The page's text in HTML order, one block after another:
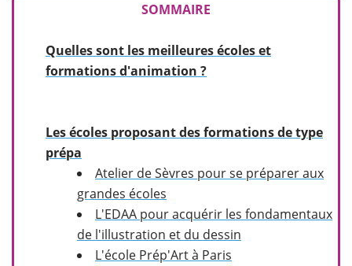
SOMMAIRE
Quelles sont les meilleures écoles et
formations d'animation ?
Les écoles proposant des formations de type
prépa
Atelier de Sèvres pour se préparer aux
grandes écoles
L'EDAA pour acquérir les fondamentaux
de l'illustration et du dessin
L'école Prép'Art à Paris